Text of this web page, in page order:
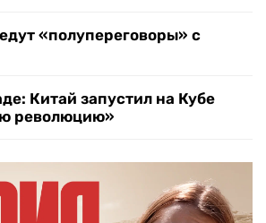
«полупереговоры» с
Китай запустил на Кубе
революцию»